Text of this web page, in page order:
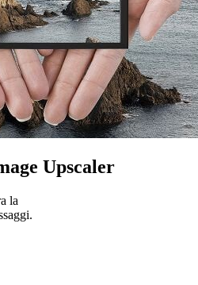
Upscaler
la